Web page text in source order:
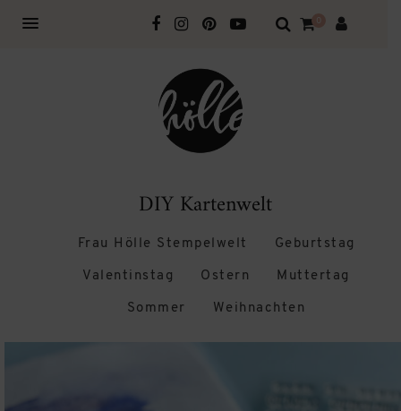
0
DIY Kartenwelt
Frau Hölle Stempelwelt Geburtstag
Valentinstag Ostern Muttertag
Sommer Weihnachten